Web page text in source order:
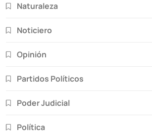
Naturaleza
Noticiero
Opinión
Partidos Políticos
Poder Judicial
Política